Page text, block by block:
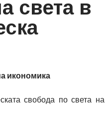
света в
икономика
свобода по света на